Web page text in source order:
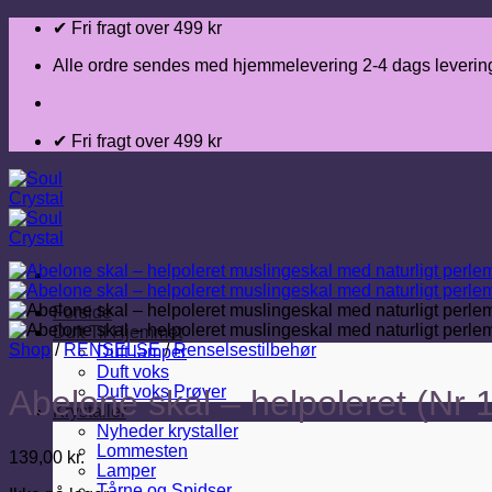
Fortsæt
indhold
✔ Fri fragt over 499 kr
Alle ordre sendes med hjemmelevering 2-4 dags
✔ Fri fragt over 499 kr
Forside
Duft Til Hjemmet
Duft lamper
Duft voks
Duft voks Prøver
Krystaller
Nyheder krystaller
Lommesten
Lamper
Shop / RENSELSE / Renselsestilbehør
Abelone skal – helpoleret (Nr
139,00 kr.